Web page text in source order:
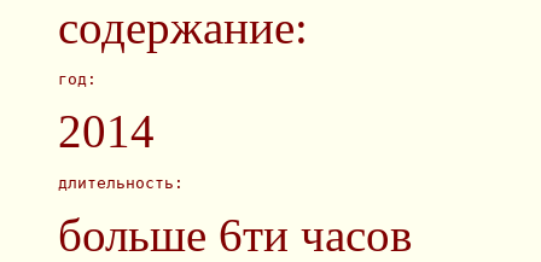
содержание:
год:
2014
длительность:
больше 6ти часов